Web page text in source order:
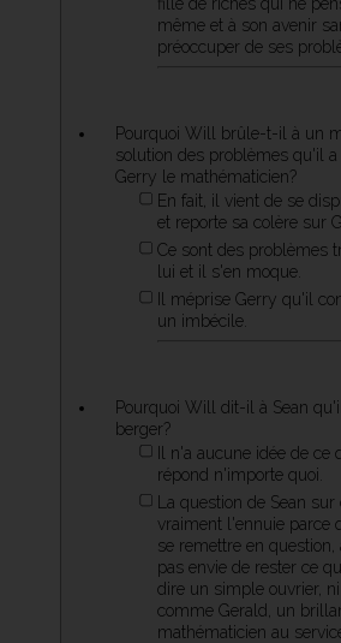
même et à son avenir
préoccuper de ses
Pourquoi Will brûle-t-il à un
solution des problèmes qu'il a
Gerry le mathématicien?
En fait, il vient de se
et reporte sa colère sur
Ce sont des problèmes
lui et il s'en moque.
Il méprise Gerry qu'il
un imbécile.
Pourquoi Will dit-il à Sean
berger?
Il n'a aucune idée de ce
répond n'importe quoi.
La question de Sean
vraiment l'ennuie parce
se remettre en
pas envie de rester ce
dire un simple ouvrier,
comme Gerald, un
mathématicien au